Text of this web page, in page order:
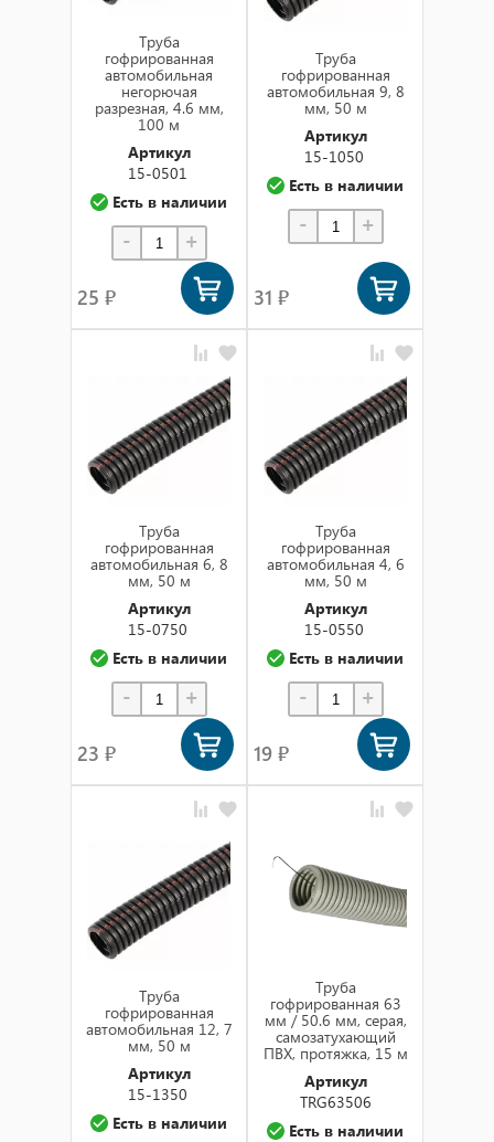
Труба
гофрированная
автомобильная
негорючая
разрезная, 4.6 мм,
100 м
Артикул
15-0501
Есть в наличии
- +
25 ₽
Труба
гофрированная
автомобильная 9, 8
мм, 50 м
Артикул
15-1050
Есть в наличии
- +
31 ₽
Труба
гофрированная
автомобильная 6, 8
мм, 50 м
Артикул
15-0750
Есть в наличии
- +
23 ₽
Труба
гофрированная
автомобильная 4, 6
мм, 50 м
Артикул
15-0550
Есть в наличии
- +
19 ₽
Труба
гофрированная
автомобильная 12, 7
мм, 50 м
Артикул
15-1350
Есть в наличии
Труба
гофрированная 63
мм / 50.6 мм, серая,
самозатухающий
ПВХ, протяжка, 15 м
Артикул
TRG63506
Есть в наличии